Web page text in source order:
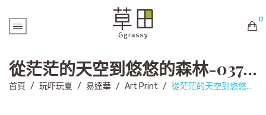
0
購物車內未有商品 從茫茫的天空到悠悠的森林-037 (Art Print)
首頁 / 玩吓玩夏 / 易達華 / Art Print / 從茫茫的天空到悠悠的森林-037 (Art Print)